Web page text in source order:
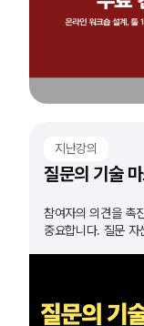
지난강의
질문의 기술
참여자의 의견을 촉
중요합니다. 질문